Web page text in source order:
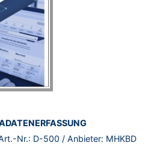
Nr.: D-500 / Anbieter: MHKBD